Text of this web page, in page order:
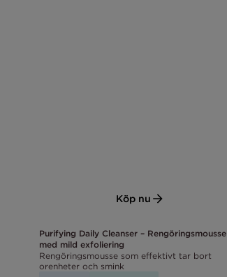
Köp nu
Purifying Daily Cleanser – Rengöringsmousse
med mild exfoliering
Rengöringsmousse som effektivt tar bort
orenheter och smink